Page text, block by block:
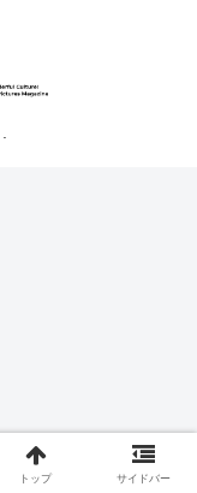
トップ サイドバー